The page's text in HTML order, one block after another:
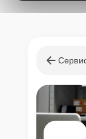
Для всех
цены. Конечная
коем случае не
навязывает
предусматривает